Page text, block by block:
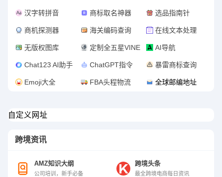
汉字转拼音 商标取名神器 选品指南针
商机探测器 海关编码查询 在线文本处理
无版权图库 定制全五星VINE AI导航
Chat123 AI助手 ChatGPT指令 暴雷商标查询
Emoji大全 FBA头程物流 全球邮编地址
自定义网址
跨境资讯
AMZ知识大纲
公司培训，新手必备
跨境头条
最全跨境电商每日资讯